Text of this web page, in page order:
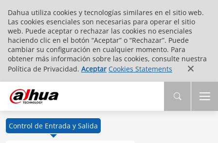
Dahua utiliza cookies y tecnologías similares en el sitio web.
Las cookies esenciales son necesarias para operar el sitio
web. Puede aceptar o rechazar las cookies no esenciales
haciendo clic en el botón “Aceptar” o “Rechazar”. Puede
cambiar su configuración en cualquier momento. Para
obtener más información sobre las cookies, consulte nuestra
Política de Privacidad. Aceptar Cookies Statements
Control de Entrada y Salida